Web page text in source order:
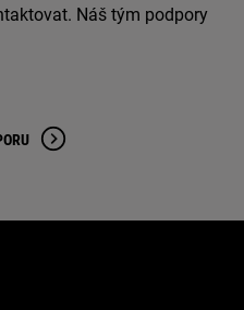
Náš tým podpory